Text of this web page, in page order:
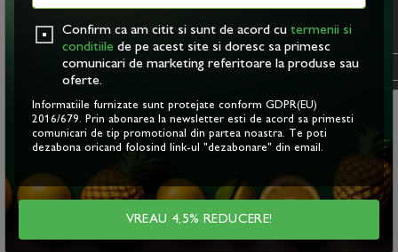
morcov are un continut ridicat de fbre, ceea ce îl
face benefc pentru sistemul digestiv. Fibrele
contribuie la reglarea
tranzitului intestinal, prevenind constipatia. În plus,
sfecla rosie contine enzime naturale care pot ajuta
la descompunerea alimentelor si la asimilarea
Vedere:Siropul de catina cu sfecla rosie si
morcov este bogat în vitamina A si beta-caroten,
substante care sunt esentiale pentru mentinerea
cookie
OK
Confirm ca am citit si sunt de acord cu termenii si
conditiile de pe acest site si doresc sa primesc
comunicari de marketing referitoare la produse sau
oferte.
Informatiile furnizate sunt protejate conform GDPR(EU)
2016/679. Prin abonarea la newsletter esti de acord sa primesti
comunicari de tip promotional din partea noastra. Te poti
dezabona oricand folosind link-ul "dezabonare" din email.
VREAU 4,5% REDUCERE!